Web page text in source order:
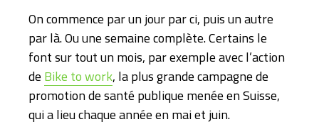
On commence par un jour par ci, puis un autre
par là. Ou une semaine complète. Certains le
font sur tout un mois, par exemple avec l’action
de Bike to work, la plus grande campagne de
promotion de santé publique menée en Suisse,
qui a lieu chaque année en mai et juin.